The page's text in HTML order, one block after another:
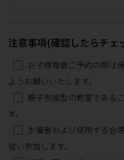
注意事項(確認したらチェ
お子様複数ご予約の際は
ようお願いいたします。
親子参加型の教室である
す。
主催者および使用する会
従い参加します。